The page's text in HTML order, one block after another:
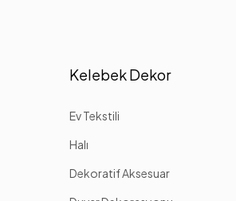
Kelebek Dekor
Ev Tekstili
Halı
Dekoratif Aksesuar